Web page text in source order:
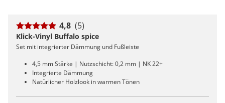
4,8 (5)
Klick-Vinyl Buffalo spice
Set mit integrierter Dämmung und Fußleiste
4,5 mm Stärke | Nutzschicht: 0,2 mm | NK 22+
Integrierte Dämmung
Natürlicher Holzlook in warmen Tönen